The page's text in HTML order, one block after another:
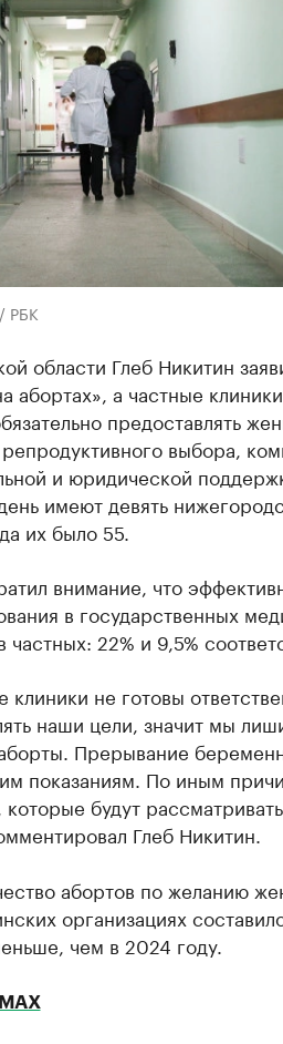
РБК
области Глеб Никитин
абортах», а частные
предоставлять
выбора,
и юридической
имеют девять
их было 55.
внимание, что
в государственных
22% и 9,5%
не готовы
наши цели, значит мы
Прерывание
показаниям. По иным
будут
Глеб Никитин.
абортов по желанию
организациях
чем в 2024 году.
МАХ